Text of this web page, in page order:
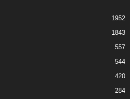
1952
1843
557
544
420
284